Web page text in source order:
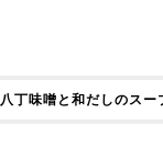
八丁味噌と和だしのスー